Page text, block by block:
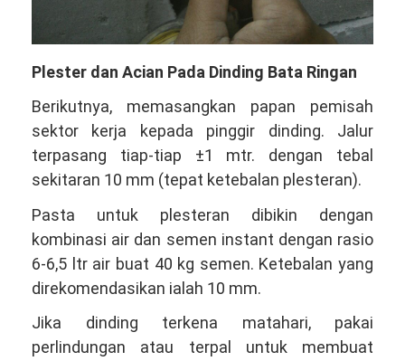
Plester dan Acian Pada Dinding Bata Ringan
Berikutnya, memasangkan papan pemisah
sektor kerja kepada pinggir dinding. Jalur
terpasang tiap-tiap ±1 mtr. dengan tebal
sekitaran 10 mm (tepat ketebalan plesteran).
Pasta untuk plesteran dibikin dengan
kombinasi air dan semen instant dengan rasio
6-6,5 ltr air buat 40 kg semen. Ketebalan yang
direkomendasikan ialah 10 mm.
Jika dinding terkena matahari, pakai
perlindungan atau terpal untuk membuat